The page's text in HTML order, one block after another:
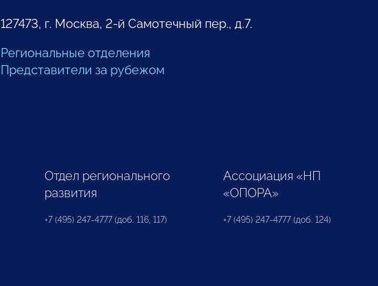
127473, г. Москва, 2-й Самотечный пер., д.7.
Региональные отделения
Представители за рубежом
Отдел регионального
развития
+7 (495) 247-4777 (доб. 116, 117)
Ассоциация «НП
«ОПОРА»
+7 (495) 247-4777 (доб. 124)